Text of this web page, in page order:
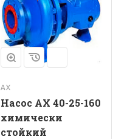
АХ
Насос АХ 40-25-160
химически
стойкий